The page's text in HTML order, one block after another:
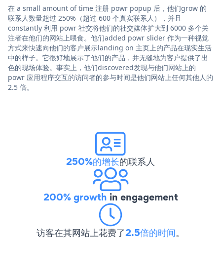
在 a small amount of time 注册 powr popup 后，他们grow 的
联系人数量超过 250%（超过 600 个真实联系人），并且
constantly 利用 powr 社交将他们的社交媒体扩大到 6000 多个关
注者在他们的网站上喂食。他们added powr slider 作为一种视觉
方式来快速向他们的客户展示landing on 主页上的产品在现实生活
中的样子。它很好地展示了他们的产品，并无缝地为客户提供了出
色的现场体验。事实上，他们discovered发现与他们网站上的
powr 应用程序交互的访问者的参与时间是他们网站上任何其他人的
2.5 倍。
250%的增长的联系人
200% growth in engagement
访客在其网站上花费了2.5倍的时间。